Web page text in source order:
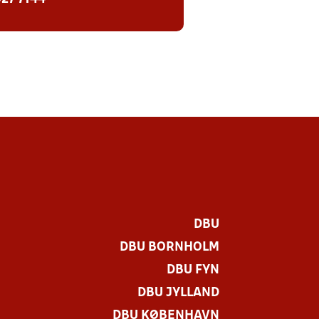
DBU
DBU BORNHOLM
DBU FYN
DBU JYLLAND
DBU KØBENHAVN